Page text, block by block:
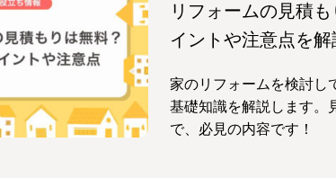
リフォームの見積
イントや注意点を解
家のリフォームを検討し
基礎知識を解説します。
で、必見の内容です！